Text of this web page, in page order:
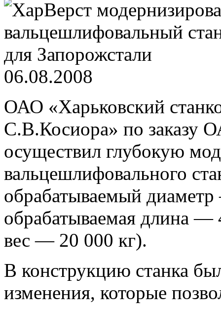
06.08.2008
ОАО «Харьковский
С.В.Косиора» по заказу
осуществил глубокую
вальцешлифовального
обрабатываемый
обрабатываемая длина
вес — 20 000 кг).
В конструкцию станка
изменения, которые